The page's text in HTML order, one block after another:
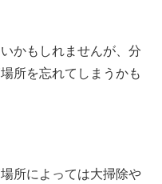
かもしれませんが、分
所を忘れてしまうかも
所によっては大掃除や